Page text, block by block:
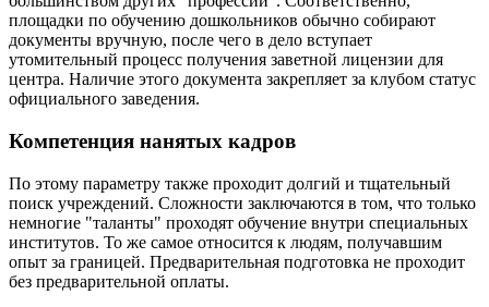
площадки по обучению дошкольников обычно собирают
документы вручную, после чего в дело вступает
утомительный процесс получения заветной лицензии для
центра. Наличие этого документа закрепляет за клубом статус
официального заведения.
Компетенция нанятых кадров
По этому параметру также проходит долгий и тщательный
поиск учреждений. Сложности заключаются в том, что только
немногие "таланты" проходят обучение внутри специальных
институтов. То же самое относится к людям, получавшим
опыт за границей. Предварительная подготовка не проходит
без предварительной оплаты.